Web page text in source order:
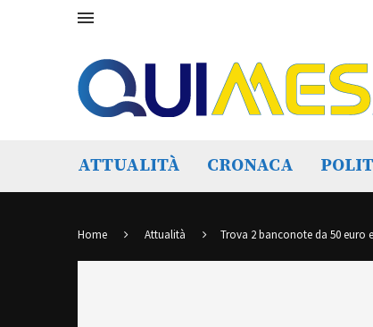
ATTUALITÀ CRONACA
Home Attualità Trova 2 banconote da 50 euro